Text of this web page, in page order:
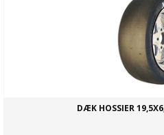
DÆK HOSSIER